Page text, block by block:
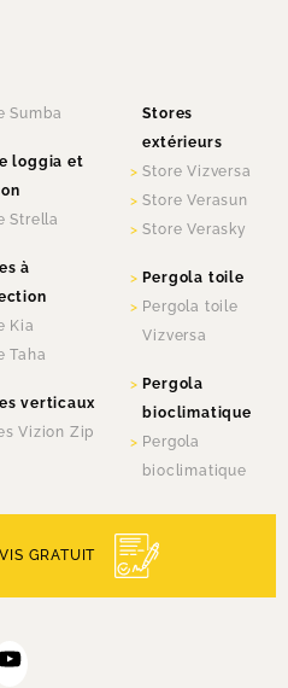
Sumba
loggia et
Strella
à
Kia
Taha
verticaux
Vizion Zip
Stores
extérieurs
Store Vizversa
Store Verasun
Store Verasky
Pergola toile
Pergola toile
Vizversa
Pergola
bioclimatique
Pergola
bioclimatique
GRATUIT